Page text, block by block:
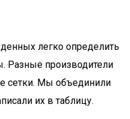
легко определить
Разные производители
сетки. Мы объединили
их в таблицу.